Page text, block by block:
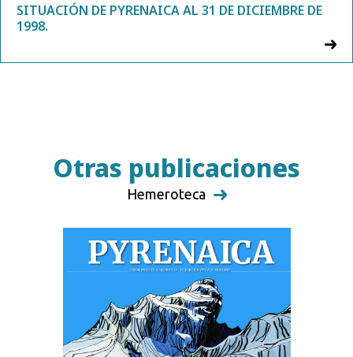
SITUACIÓN DE PYRENAICA AL 31 DE DICIEMBRE DE
1998.
Otras publicaciones
Hemeroteca